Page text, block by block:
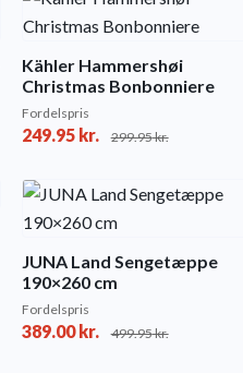
Kähler Hammershøi
Christmas Bonbonniere
Fordelspris
249.95kr. 299.95kr.
JUNA Land Sengetæppe
190×260 cm
Fordelspris
389.00kr. 499.95kr.